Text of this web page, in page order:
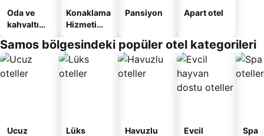
Oda ve
kahvaltı
oteller
Konaklama
Hizmeti
Apart
Daire
Pansiyon Apart otel
Samos bölgesindeki popüler otel kategorileri
Ucuz
Lüks
Havuzlu
Evcil
Spa